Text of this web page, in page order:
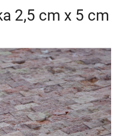
2,5 cm x 5 cm